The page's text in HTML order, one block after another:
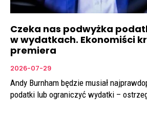
Czeka nas podwyżka
w wydatkach. Ekonomiści
premiera
2026-07-29
Andy Burnham będzie musiał
podatki lub ograniczyć wydatki –